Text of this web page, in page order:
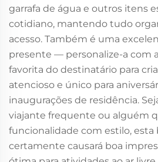
garrafa de água e outros itens
cotidiano, mantendo tudo
acesso. Também é uma
presente — personalize-a com
favorita do destinatário para
atencioso e único para
inaugurações de residência.
viajante frequente ou alguém
funcionalidade com estilo, esta
certamente causará boa